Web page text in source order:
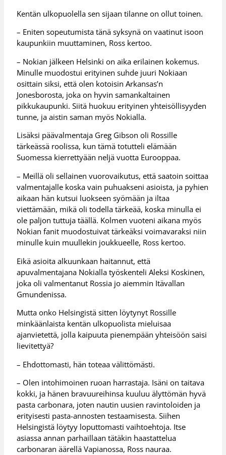
Kentän ulkopuolella sen sijaan tilanne on ollut toinen.
– Eniten sopeutumista tänä syksynä on vaatinut isoon
kaupunkiin muuttaminen, Ross kertoo.
– Nokian jälkeen Helsinki on aika erilainen kokemus.
Minulle muodostui erityinen suhde juuri Nokiaan
osittain siksi, että olen kotoisin Arkansas’n
Jonesborosta, joka on hyvin samankaltainen
pikkukaupunki. Siitä huokuu erityinen yhteisöllisyyden
tunne, ja aistin saman myös Nokialla.
Lisäksi päävalmentaja Greg Gibson oli Rossille
tärkeässä roolissa, kun tämä totutteli elämään
Suomessa kierrettyään neljä vuotta Eurooppaa.
– Meillä oli sellainen vuorovaikutus, että saatoin soittaa
valmentajalle koska vain puhuakseni asioista, ja pyhien
aikaan hän kutsui luokseen syömään ja iltaa
viettämään, mikä oli todella tärkeää, koska minulla ei
ole paljon tuttuja täällä. Kolmen vuoteni aikana myös
Nokian fanit muodostuivat tärkeäksi voimavaraksi niin
minulle kuin muullekin joukkueelle, Ross kertoo.
Eikä asioita alkuunkaan haitannut, että
apuvalmentajana Nokialla työskenteli Aleksi Koskinen,
joka oli valmentanut Rossia jo aiemmin Itävallan
Gmundenissa.
Mutta onko Helsingistä sitten löytynyt Rossille
minkäänlaista kentän ulkopuolista mieluisaa
ajanvietettä, jolla kaipuuta pienempään yhteisöön saisi
lievitettyä?
– Ehdottomasti, hän toteaa välittömästi.
– Olen intohimoinen ruoan harrastaja. Isäni on taitava
kokki, ja hänen bravuureihinsa kuuluu älyttömän hyvä
pasta carbonara, joten nautin uusien ravintoloiden ja
erityisesti pasta-annosten testaamisesta. Siihen
Helsingistä löytyy loputtomasti vaihtoehtoja. Itse
asiassa annan parhaillaan tätäkin haastattelua
carbonaran äärellä Vapianossa, Ross nauraa.